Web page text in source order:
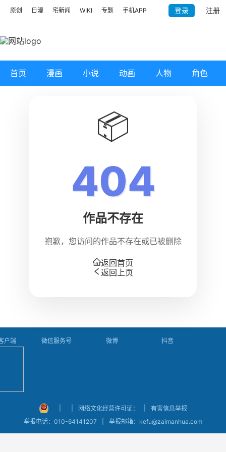
原创 日漫 宅新闻 WIKI 专题 手机APP 登录 注册
首页 漫画 小说 动画 人物 角色
📦
404
作品不存在
抱歉，您访问的作品不存在或已被删除
返回首页
返回上页
户端 微信服务号 微博 抖音
网络文化经营许可证：
有害信息举报
举报电话：010-64141207
举报邮箱：kefu@zaimanhua.com